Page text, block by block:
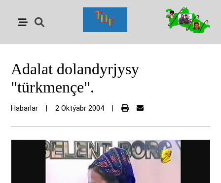
Adalat dolandyrjysy
"türkmençe".
Habarlar 2 Oktýabr 2004